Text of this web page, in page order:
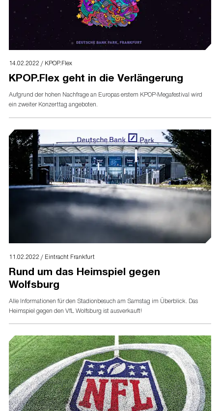
14.02.2022 / KPOP.Flex
KPOP.Flex geht in die Verlängerung
Aufgrund der hohen Nachfrage an Europas erstem KPOP-Megafestival wird
ein zweiter Konzerttag angeboten.
11.02.2022 / Eintracht Frankfurt
Rund um das Heimspiel gegen
Wolfsburg
Alle Informationen für den Stadionbesuch am Samstag im Überblick. Das
Heimspiel gegen den VfL Wolfsburg ist ausverkauft!